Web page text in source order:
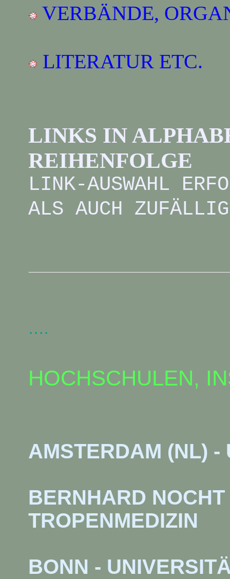
VERBÄNDE,
LITERATUR ETC.
LINKS IN
REIHENFOLGE
LINK-AUSWAHL
ALS AUCH ZUFÄLLIG
····
HOCHSCHULEN,
AMSTERDAM (NL) -
BERNHARD
TROPENMEDIZIN
BONN -